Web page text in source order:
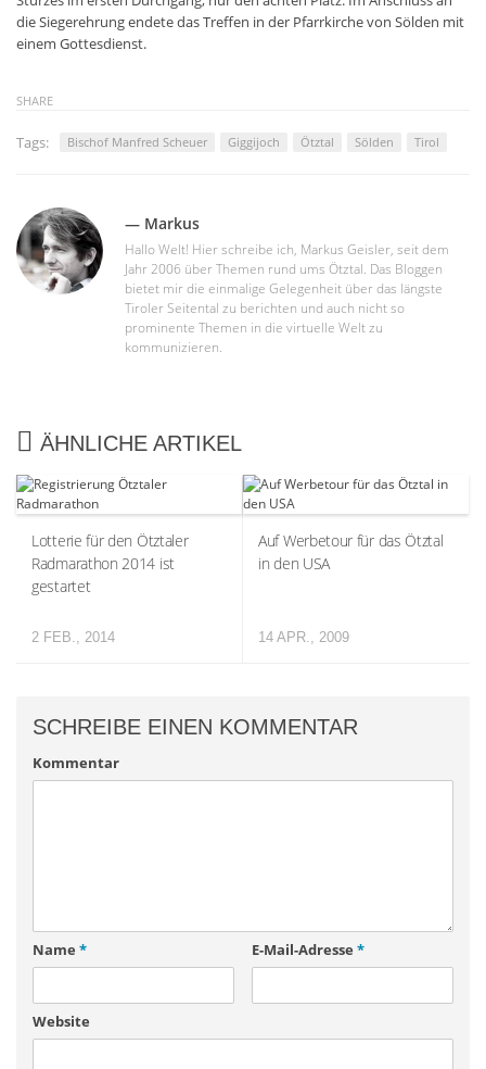
die Siegerehrung endete das Treffen in der Pfarrkirche von Sölden mit
einem Gottesdienst.
SHARE
Tags: Bischof Manfred Scheuer Giggijoch Ötztal Sölden Tirol
— Markus
Hallo Welt! Hier schreibe ich, Markus Geisler, seit dem
Jahr 2006 über Themen rund ums Ötztal. Das Bloggen
bietet mir die einmalige Gelegenheit über das längste
Tiroler Seitental zu berichten und auch nicht so
prominente Themen in die virtuelle Welt zu
kommunizieren.
ÄHNLICHE ARTIKEL
Lotterie für den Ötztaler
Radmarathon 2014 ist
gestartet
2 FEB., 2014
Auf Werbetour für das Ötztal
in den USA
14 APR., 2009
SCHREIBE EINEN KOMMENTAR
Kommentar
Name * E-Mail-Adresse *
Website